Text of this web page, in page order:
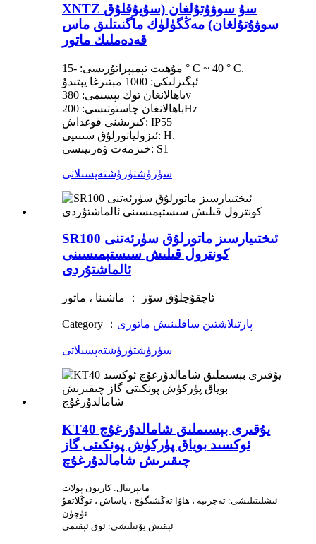
XNTZ سۇ سوۋۇتۇلغان (سۇيۇقلۇق
سوۋۇتۇلغان) مەڭگۈلۈك ماگنىتلىق ماس
قەدەملىك ماتور
مۇھىت تېمپېراتۇرىسى: -15 ° C ~ 40 ° C.
ئېگىزلىكى: 1000 مېتىرغا يېتىدۇ
باھالانغان توك بېسىمى: 380v
باھالانغان چاستوتىسى: 200Hz
كىرىشنى قوغداش: IP55
ئىزولياتورلۇق سىنىپى: H.
خىزمەت ۋەزىپىسى: S1
سۈرۈشتۈرۈشتەپسىلاتى
SR100 ئىختىيارسىز ماتورلۇق سۈرئەتنى
كونترول قىلىش سىستېمىسىنى
ئالماشتۇردى
ئاچقۇچلۇق سۆز ： ماشىنا ، ماتور
Category ： پارتىلاشتىن ساقلىنىش ماتورى
سۈرۈشتۈرۈشتەپسىلاتى
KT40 يۇقىرى بېسىملىق شامالدۇرغۇچ
ئوكسىد بوياق پۈركۈش پونكىتى گاز
چىقىرىش شامالدۇرغۇچ
ماتېرىيال: كاربون پولات
ئىشلىتىلىشى: تەجرىبە ، ھاۋا تەڭشىگۈچ ، ياساش ، توڭلاتقۇ
ئۈچۈن
ئېقىش يۆنىلىشى: ئوق ئېقىمى